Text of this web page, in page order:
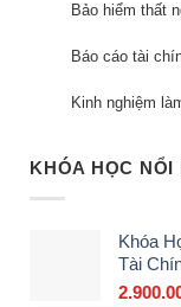
Bảo hiểm thất
Báo cáo tài
Kinh nghiệm
KHÓA HỌC NỔI
Khóa
Tài